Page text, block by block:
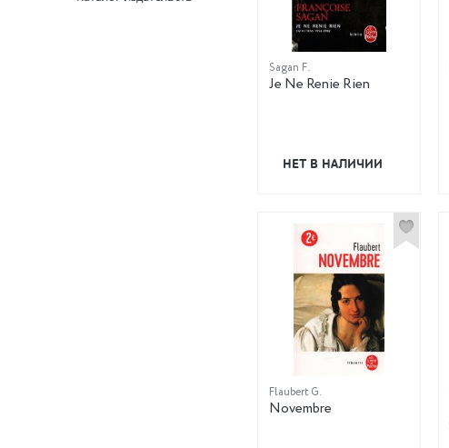
Sagan F.
Je Ne Renie Rien
НЕТ В НАЛИЧИИ
Flaubert G.
Novembre